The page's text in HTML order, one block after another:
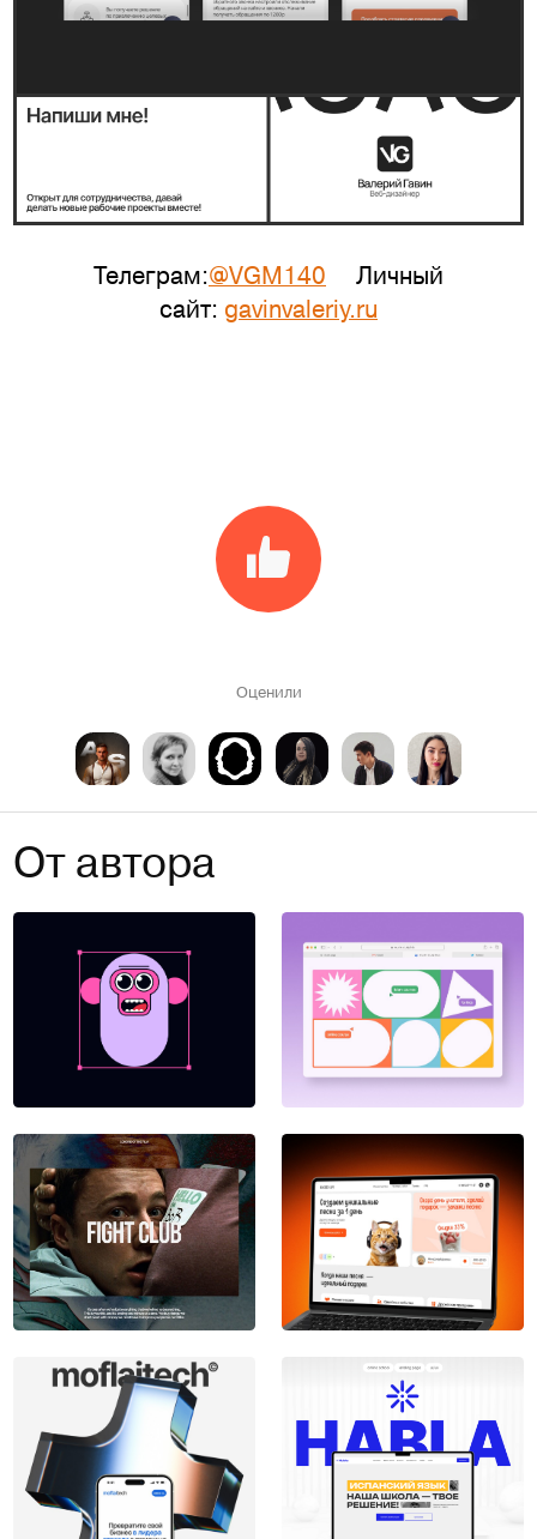
Телеграм:@VGM140
Личный
сайт: gavinvaleriy.ru
Оценили
От автора